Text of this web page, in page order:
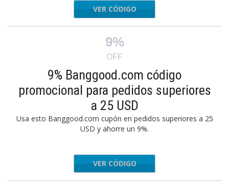
SaleSAS
VER CÓDIGO
9%
OFF
9% Banggood.com código
promocional para pedidos superiores
a 25 USD
Usa esto Banggood.com cupón en pedidos superiores a 25
USD y ahorre un 9%.
CodeNew
VER CÓDIGO